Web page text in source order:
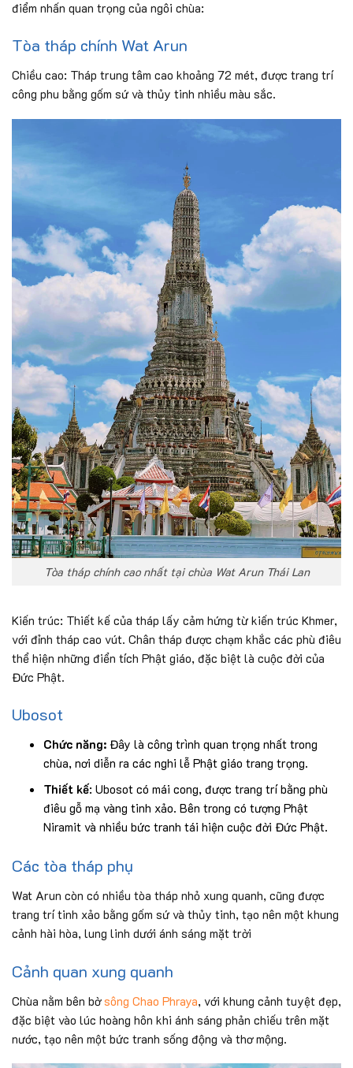
điểm nhấn quan trọng của ngôi chùa:
Tòa tháp chính Wat Arun
Chiều cao: Tháp trung tâm cao khoảng 72 mét, được trang trí
công phu bằng gốm sứ và thủy tinh nhiều màu sắc.
Tòa tháp chính cao nhất tại chùa Wat Arun Thái Lan
Kiến trúc: Thiết kế của tháp lấy cảm hứng từ kiến trúc Khmer,
với đỉnh tháp cao vút. Chân tháp được chạm khắc các phù điêu
thể hiện những điển tích Phật giáo, đặc biệt là cuộc đời của
Đức Phật.
Ubosot
Chức năng: Đây là công trình quan trọng nhất trong
chùa, nơi diễn ra các nghi lễ Phật giáo trang trọng.
Thiết kế: Ubosot có mái cong, được trang trí bằng phù
điêu gỗ mạ vàng tinh xảo. Bên trong có tượng Phật
Niramit và nhiều bức tranh tái hiện cuộc đời Đức Phật.
Các tòa tháp phụ
Wat Arun còn có nhiều tòa tháp nhỏ xung quanh, cũng được
trang trí tinh xảo bằng gốm sứ và thủy tinh, tạo nên một khung
cảnh hài hòa, lung linh dưới ánh sáng mặt trời
Cảnh quan xung quanh
Chùa nằm bên bờsông Chao Phraya, với khung cảnh tuyệt đẹp,
đặc biệt vào lúc hoàng hôn khi ánh sáng phản chiếu trên mặt
nước, tạo nên một bức tranh sống động và thơ mộng.